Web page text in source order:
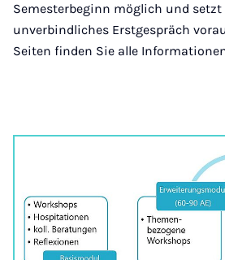
Semesterbeginn möglich und setzt
unverbindliches Erstgespräch
Seiten finden Sie alle